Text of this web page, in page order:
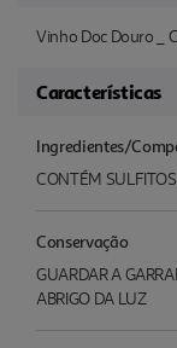
Vinho Doc Douro _
Características
Ingredientes/
CONTÉM SULFITOS
Conservação
GUARDAR A
ABRIGO DA LUZ